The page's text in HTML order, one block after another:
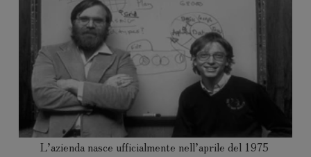
L’azienda nasce ufficialmente nell’aprile del 1975